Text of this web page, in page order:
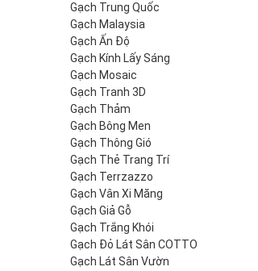
Gạch Trung Quốc
Gạch Malaysia
Gạch Ấn Độ
Gạch Kính Lấy Sáng
Gạch Mosaic
Gạch Tranh 3D
Gạch Thảm
Gạch Bông Men
Gạch Thông Gió
Gạch Thẻ Trang Trí
Gạch Terrzazzo
Gạch Vân Xi Măng
Gạch Giả Gỗ
Gạch Trắng Khói
Gạch Đỏ Lát Sân COTTO
Gạch Lát Sân Vườn